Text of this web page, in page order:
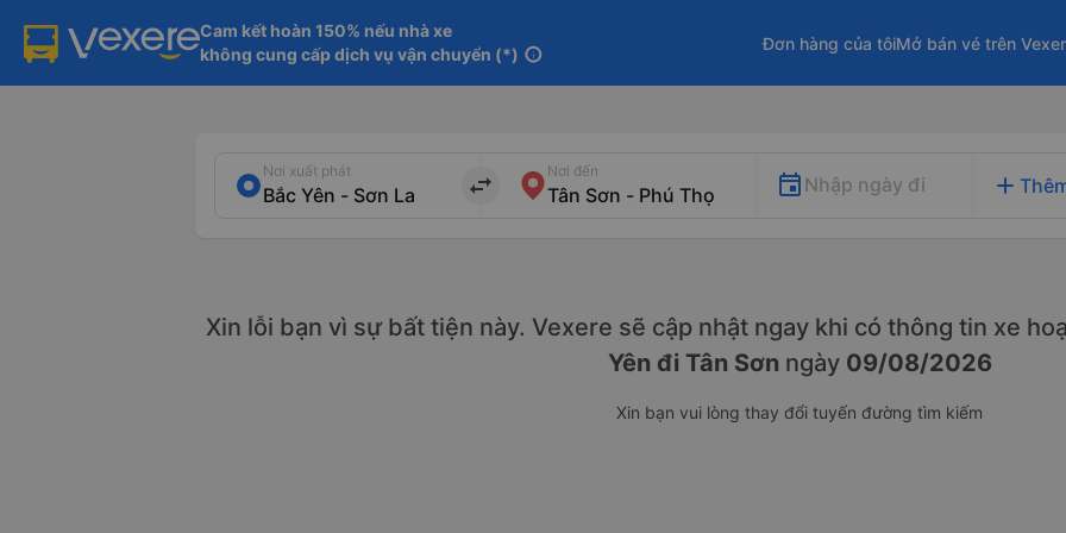
Cam kết hoàn 150% nếu nhà xe
không cung cấp dịch vụ vận chuyển (*) info
Đơn hàng của tôiMở bán vé trên
Nơi xuất phát
import_export
Nơi đến
Nhập ngày đi add
Xin lỗi bạn vì sự bất tiện này. Vexere sẽ cập nhật ngay khi có thông tin xe
Yên đi Tân Sơn ngày 09/08/2026
Xin bạn vui lòng thay đổi tuyến đường tìm kiếm